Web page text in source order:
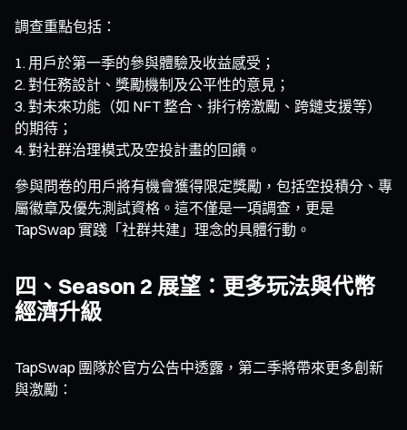
調查重點包括：
用戶於第一季的參與體驗及收益感受；
對任務設計、獎勵機制及公平性的意見；
對未來功能（如 NFT 整合、排行榜激勵、跨鏈支援等）
的期待；
對社群治理模式及空投計畫的回饋。
參與問卷的用戶將有機會獲得限定獎勵，包括空投積分、專
屬徽章及優先測試資格。這不僅是一項調查，更是
TapSwap 實踐「社群共建」理念的具體行動。
四、Season 2 展望：更多玩法與代幣
經濟升級
TapSwap 團隊於官方公告中透露，第二季將帶來更多創新
與激勵：